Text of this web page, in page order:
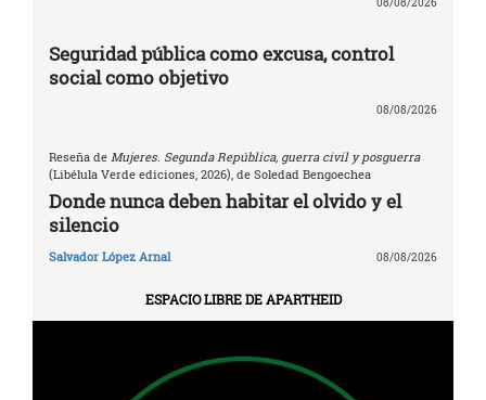
08/08/2026
Seguridad pública como excusa, control
social como objetivo
08/08/2026
Reseña de Mujeres. Segunda República, guerra civil y posguerra
(Libélula Verde ediciones, 2026), de Soledad Bengoechea
Donde nunca deben habitar el olvido y el
silencio
Salvador López Arnal 08/08/2026
ESPACIO LIBRE DE APARTHEID